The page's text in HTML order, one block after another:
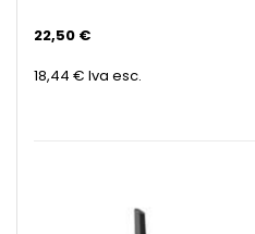
22,50 €
18,44 € Iva esc.